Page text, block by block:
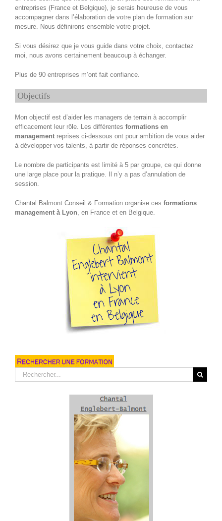
entreprises (France et Belgique), je serais heureuse de vous
accompagner dans l’élaboration de votre plan de formation sur
mesure. Nous définirons ensemble votre projet.
Si vous désirez que je vous guide dans votre choix, contactez
moi, nous avons certainement beaucoup à échanger.
Plus de 90 entreprises m’ont fait confiance.
Objectifs
Mon objectif est d’aider les managers de terrain à accomplir
efficacement leur rôle. Les différentes formations en
management reprises ci-dessous ont pour ambition de vous aider
à développer vos talents, à partir de réponses concrètes.
Le nombre de participants est limité à 5 par groupe, ce qui donne
une large place pour la pratique. Il n’y a pas d’annulation de
session.
Chantal Balmont Conseil & Formation organise ces formations
management à Lyon , en France et en Belgique.
Rechercher: